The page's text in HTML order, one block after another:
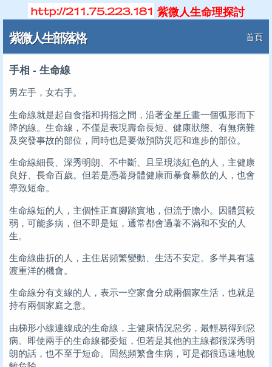
紫微人生命理探討
紫微人生部落格 首頁
手相 - 生命線
男左手，女右手。
生命線就是起自食指和拇指之間，沿著金星丘畫一個弧形而下
降的線。生命線，不僅是表現壽命長短、健康狀態、有無病難
及突發事故的部位，同時也是要做預防災厄和進步的部位。
生命線細長、深秀明朗、不中斷、且呈現淡紅色的人，主健康
良好、長命百歲。但若是憑著身體健康而暴食暴飲的人，也會
導致短命。
生命線短的人，主個性正直腳踏實地，但流于膽小。因體質較
弱，可能多病，但不即是短，通常都會過著不滿和不安的人
生。
生命線曲折的人，主住居頻繁變動、生活不安定。多半具有遠
渡重洋的機會。
生命線分有支線的人，表示一空家會分成兩個家生活，也就是
持有兩個家庭之意。
由梯形小線連線成的生命線，主健康情況惡劣，最輕易得到惡
病。即使兩手的生命線都委短，但若是其他的主線都很深秀明
朗的話，也不至于短命。固然頻繁會生病，可是都很迅速地脫